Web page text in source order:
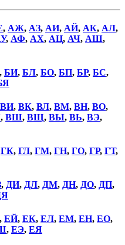
, АЖ, АЗ, АИ, АЙ, АК, АЛ,
, АФ, АХ, АЦ, АЧ, АШ,
, БИ, БЛ, БО, БП, БР, БС,
ВИ, ВК, ВЛ, ВМ, ВН, ВО,
, ВШ, ВЩ, ВЫ, ВЬ, ВЭ,
ГК, ГЛ, ГМ, ГН, ГО, ГР, ГТ,
, ДИ, ДЛ, ДМ, ДН, ДО, ДП,
, ЕЙ, ЕК, ЕЛ, ЕМ, ЕН, ЕО,
, ЕЭ, ЕЯ